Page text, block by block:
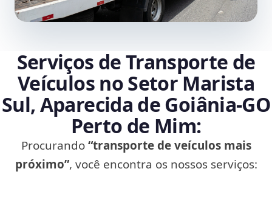
Serviços de Transporte de
Veículos no Setor Marista
Sul, Aparecida de Goiânia‑GO
Perto de Mim:
Procurando“transporte de veículos mais
próximo”, você encontra os nossos serviços: